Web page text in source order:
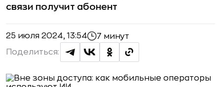
связи получит абонент
25 июля 2024, 13:54 7 минут
Поделиться: